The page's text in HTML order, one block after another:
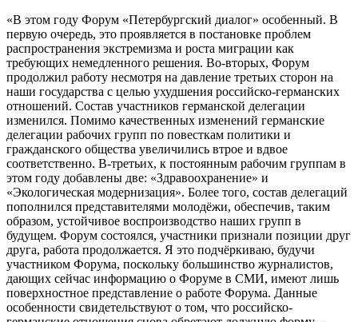
«В этом году Форум «Петербургский диалог» особенный. В
первую очередь, это проявляется в постановке проблем
распространения экстремизма и роста миграции как
требующих немедленного решения. Во-вторых, Форум
продолжил работу несмотря на давление третьих сторон на
наши государства с целью ухудшения российско-германских
отношений. Состав участников германской делегации
изменился. Помимо качественных изменений германские
делегации рабочих групп по повесткам политики и
гражданского общества увеличились втрое и вдвое
соответственно. В-третьих, к постоянным рабочим группам в
этом году добавлены две: «Здравоохранение» и
«Экологическая модернизация». Более того, состав делегаций
пополнился представителями молодёжи, обеспечив, таким
образом, устойчивое воспроизводство наших групп в
будущем. Форум состоялся, участники признали позиции друг
друга, работа продолжается. Я это подчёркиваю, будучи
участником Форума, поскольку большинство журналистов,
дающих сейчас информацию о Форуме в СМИ, имеют лишь
поверхностное представление о работе Форума. Данные
особенности свидетельствуют о том, что российско-